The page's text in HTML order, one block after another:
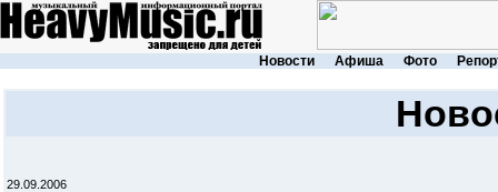
Новости Афиша Фото
29.09.2006